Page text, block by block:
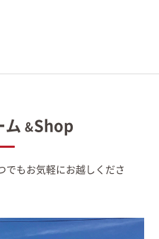
ム &Shop
でもお気軽にお越しくださ